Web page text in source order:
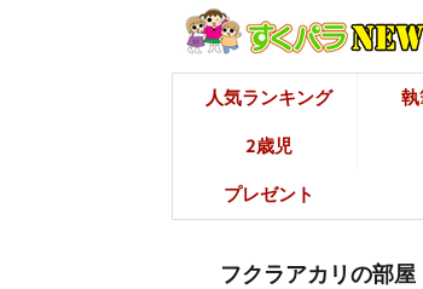
人気ランキング
2歳児
プレゼント
フクラアカリの部屋